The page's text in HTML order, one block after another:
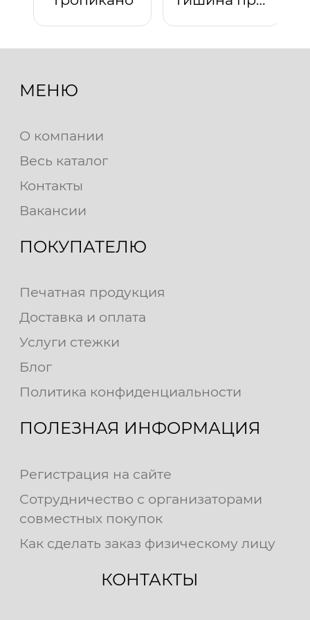
МЕНЮ
О компании
Весь каталог
Контакты
Вакансии
ПОКУПАТЕЛЮ
Печатная продукция
Доставка и оплата
Услуги стежки
Блог
Политика конфиденциальности
ПОЛЕЗНАЯ ИНФОРМАЦИЯ
Регистрация на сайте
Сотрудничество с организаторами
совместных покупок
Как сделать заказ физическому лицу
КОНТАКТЫ